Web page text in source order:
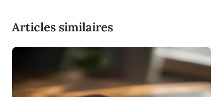
Articles similaires